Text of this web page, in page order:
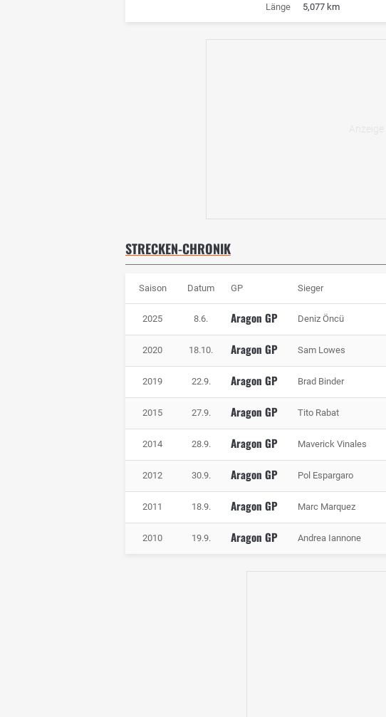
Länge 5,077 km
STRECKEN-CHRONIK
Saison Datum GP Sieger
2025 8.6. Aragon GP Deniz Öncü
2020 18.10. Aragon GP Sam Lowes
2019 22.9. Aragon GP Brad Binder
2015 27.9. Aragon GP Tito Rabat
2014 28.9. Aragon GP Maverick Vinales
2012 30.9. Aragon GP Pol Espargaro
2011 18.9. Aragon GP Marc Marquez
2010 19.9. Aragon GP Andrea Iannone